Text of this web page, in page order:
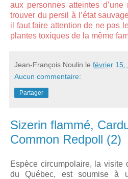
aux personnes atteintes
trouver du persil à l’état
il faut faire attention de ne pas
plantes toxiques de la même
Jean-François Noulin le février 15,
Aucun commentaire:
Partager
Sizerin flammé,
Common Redpoll (2)
Espèce circumpolaire, la visite
du Québec, est soumise à